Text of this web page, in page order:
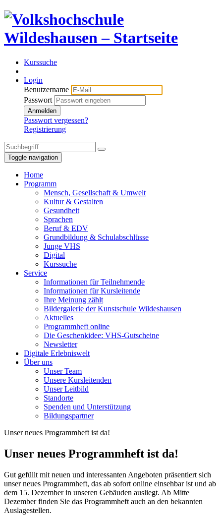
Kurssuche
Login
Benutzername
Passwort
Anmelden
Passwort vergessen?
Registrierung
Toggle navigation
Home
Programm
Mensch, Gesellschaft & Umwelt
Kultur & Gestalten
Gesundheit
Sprachen
Beruf & EDV
Grundbildung & Schulabschlüsse
Junge VHS
Digital
Kurssuche
Service
Informationen für Teilnehmende
Informationen für Kursleitende
Ihre Meinung zählt
Bildergalerie der Kunstschule Wildeshausen
Aktuelles
Programmheft online
Die Geschenkidee: VHS-Gutscheine
Newsletter
Digitale Erlebniswelt
Über uns
Unser Team
Unsere Kursleitenden
Unser Leitbild
Standorte
Spenden und Unterstützung
Bildungspartner
Unser neues Programmheft ist da!
Unser neues Programmheft ist da!
Gut gefüllt mit neuen und interessanten Angeboten präsentiert sich
unser neues Programmheft, das ab sofort online einsehbar ist und ab
dem 15. Dezember in unseren Gebäuden ausliegt. Ab Mitte
Dezember finden Sie das Programmheft auch an den bekannten
Auslagestellen.